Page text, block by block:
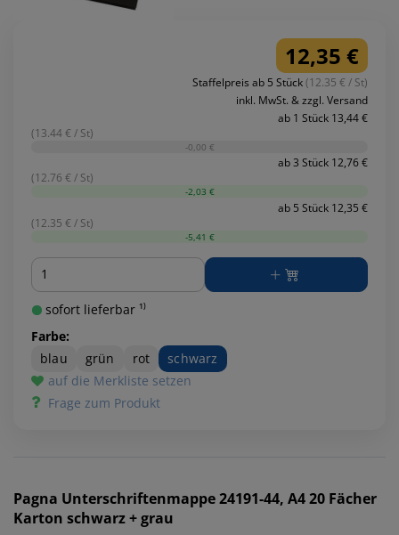
12,35 €
Staffelpreis ab 5 Stück(12.35 € / St)
inkl. MwSt. & zzgl. Versand
ab 1 Stück 13,44 €
(13.44 € / St)
-0,00 €
ab 3 Stück 12,76 €
(12.76 € / St)
-2,03 €
ab 5 Stück 12,35 €
(12.35 € / St)
-5,41 €
Menge
sofort lieferbar ¹⁾
Farbe:
blau
grün rot
schwarz
auf die Merkliste setzen
Frage zum Produkt
Pagna Unterschriftenmappe 24191-44, A4 20 Fächer
Karton schwarz + grau